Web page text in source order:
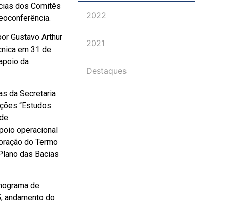
dos Comitês
Gustavo Arthur
em 31 de
da
da Secretaria
“Estudos
operacional
do Termo
das Bacias
de
andamento do
2022
2021
Destaques